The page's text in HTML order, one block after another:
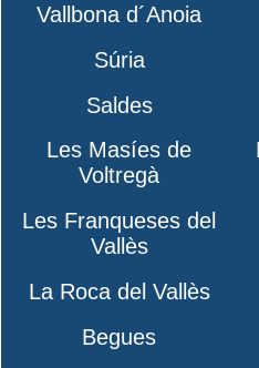
Vallbona d´Anoia
Súria
Saldes
Les Masíes de
Voltregà
Les Franqueses del
Vallès
La Roca del Vallès
Begues